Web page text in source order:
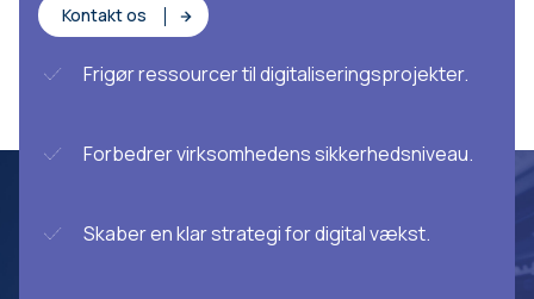
Kontakt os
Frigør ressourcer til digitaliseringsprojekter.
Forbedrer virksomhedens sikkerhedsniveau.
Skaber en klar strategi for digital vækst.